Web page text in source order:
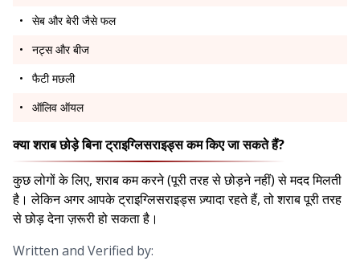
सेब और बेरी जैसे फल
नट्स और बीज
फैटी मछली
ऑलिव ऑयल
क्या शराब छोड़े बिना ट्राइग्लिसराइड्स कम किए जा सकते हैं?
कुछ लोगों के लिए, शराब कम करने (पूरी तरह से छोड़ने नहीं) से मदद मिलती
है। लेकिन अगर आपके ट्राइग्लिसराइड्स ज़्यादा रहते हैं, तो शराब पूरी तरह
से छोड़ देना ज़रूरी हो सकता है।
Written and Verified by: